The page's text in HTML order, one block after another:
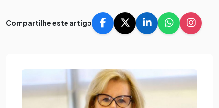
Compartilhe este artigo